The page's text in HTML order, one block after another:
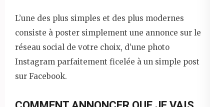
L’une des plus simples et des plus modernes
consiste à poster simplement une annonce sur le
réseau social de votre choix, d’une photo
Instagram parfaitement ficelée à un simple post
sur Facebook.